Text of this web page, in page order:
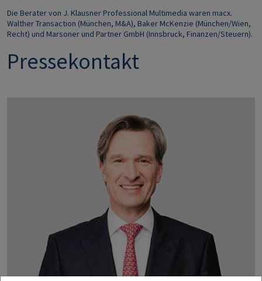
Die Berater von J. Klausner Professional Multimedia waren macx.
Walther Transaction (München, M&A), Baker McKenzie (München/Wien,
Recht) und Marsoner und Partner GmbH (Innsbruck, Finanzen/Steuern).
Pressekontakt